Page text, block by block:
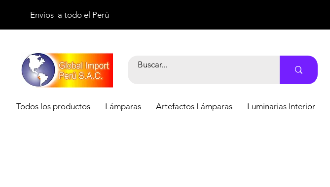
Envíos a todo el Perú
Todos los productos Lámparas Artefactos Lámparas Luminarias Interior